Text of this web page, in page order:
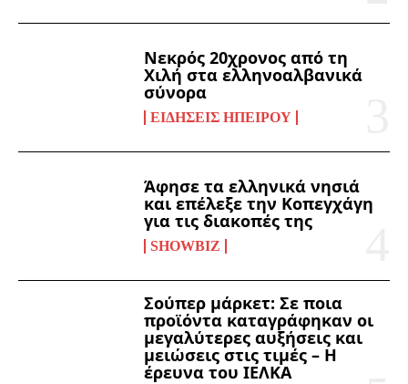
Νεκρός 20χρονος από τη
Χιλή στα ελληνοαλβανικά
σύνορα
ΕΙΔΉΣΕΙΣ ΗΠΕΊΡΟΥ
Άφησε τα ελληνικά νησιά
και επέλεξε την Κοπεγχάγη
για τις διακοπές της
SHOWBIZ
Σούπερ μάρκετ: Σε ποια
προϊόντα καταγράφηκαν οι
μεγαλύτερες αυξήσεις και
μειώσεις στις τιμές – Η
έρευνα του ΙΕΛΚΑ